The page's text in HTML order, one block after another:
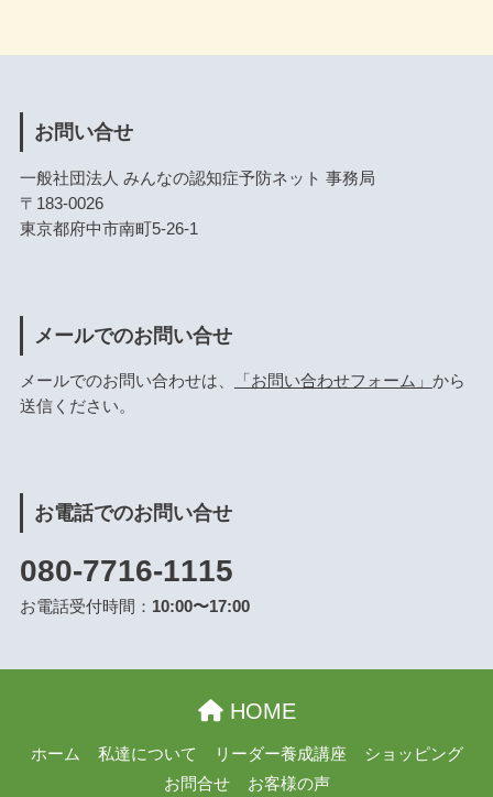
お問い合せ
一般社団法人 みんなの認知症予防ネット 事務局
〒183-0026
東京都府中市南町5-26-1
メールでのお問い合せ
メールでのお問い合わせは、 「お問い合わせフォーム」 から
送信ください。
お電話でのお問い合せ
080-7716-1115
お電話受付時間： 10:00〜17:00
HOME
ホーム 私達について リーダー養成講座
ショッピング
お問合せ
お客様の声